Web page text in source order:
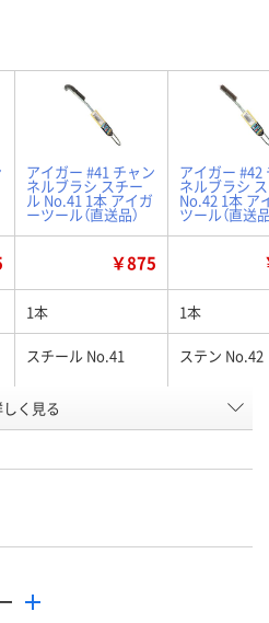
アイガー #41 チャン
ネルブラシ スチー
ル No.41 1本 アイガ
ーツール（直送品）
アイガー #42
ネルブラシ
No.42 1本 ア
ツール（直送品
￥875
1本 1本
スチール No.41 ステン No.42
HN18422 HN18565
く見る